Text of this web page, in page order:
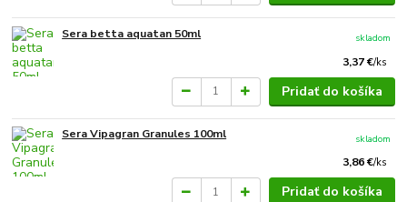
Sera betta aquatan 50ml
3,37 €/ks
skladom
Pridať do košíka
Sera Vipagran Granules 100ml
3,86 €/ks
skladom
Pridať do košíka